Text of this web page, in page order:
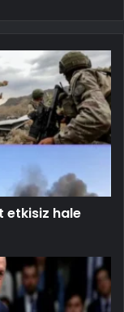
etkisiz hale